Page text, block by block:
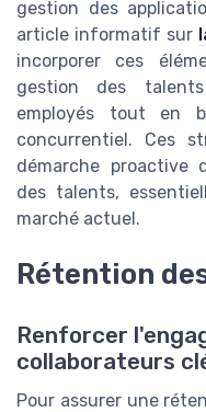
gestion des
article informatif sur
incorporer ces
gestion des
employés tout en
concurrentiel. Ces
démarche proactive
des talents,
marché actuel.
Rétention
Renforcer
collaborateurs
Pour assurer une